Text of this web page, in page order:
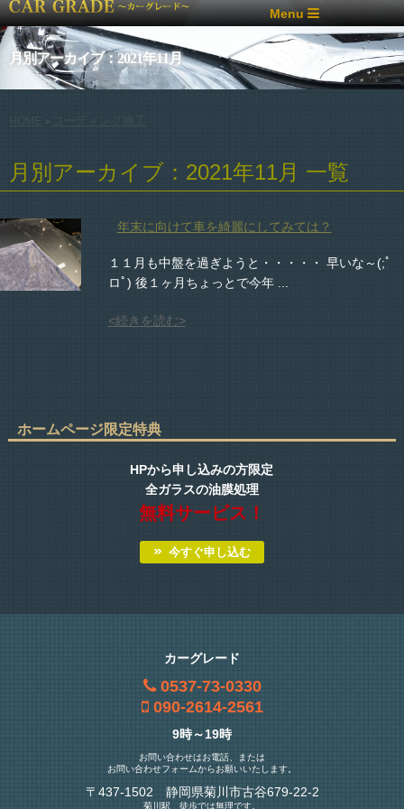
Menu
月別アーカイブ：2021年11月
>
月別アーカイブ：2021年11月 一覧
年末に向けて車を綺麗にしてみては？
１１月も中盤を過ぎようと・・・・・ 早いな～(;ﾟ
ロﾟ) 後１ヶ月ちょっとで今年 ...
<続きを読む>
ホームページ限定特典
HPから申し込みの方限定
全ガラスの油膜処理
無料サービス！
今すぐ申し込む
カーグレード
0537-73-0330
090-2614-2561
9時～19時
お問い合わせはお電話、または
お問い合わせフォームからお願いいたします。
〒437-1502 静岡県菊川市古谷679-22-2
菊川駅 徒歩では無理です。